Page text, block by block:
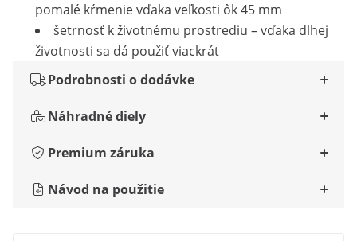
pomalé kŕmenie vďaka veľkosti ôk 45 mm
šetrnosť k životnému prostrediu – vďaka dlhej
životnosti sa dá použiť viackrát
Podrobnosti o dodávke
Náhradné diely
Premium záruka
Návod na použitie